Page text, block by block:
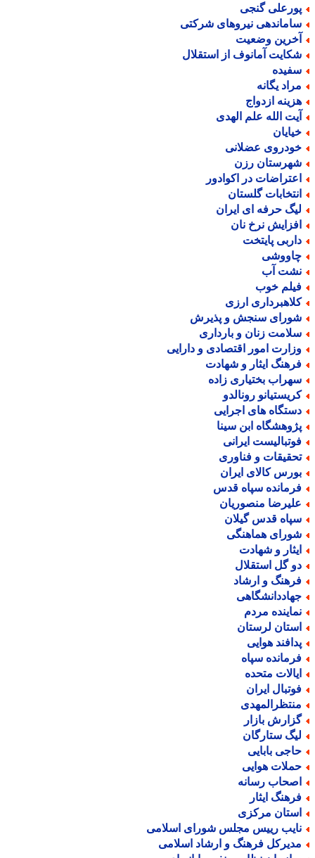
گنجی
نیروهای شرکتی
وضعیت
آمانوف از استقلال
یگانه
ازدواج
الله علم الهدی
عضلانی
رزن
در اکوادور
گلستان
حرفه ای ایران
نرخ نان
پایتخت
آب
خوب
ارزی
سنجش و پذیرش
زنان و بارداری
امور اقتصادی و دارایی
ایثار و شهادت
بختیاری زاده
رونالدو
های اجرایی
ابن سینا
ایرانی
و فناوری
کالای ایران
سپاه قدس
منصوریان
قدس گیلان
هماهنگی
و شهادت
گل استقلال
و ارشاد
مردم
لرستان
هوایی
سپاه
متحده
ایران
بازار
ستارگان
بابایی
هوایی
رسانه
ایثار
مرکزی
رییس مجلس شورای اسلامی
فرهنگ و ارشاد اسلامی